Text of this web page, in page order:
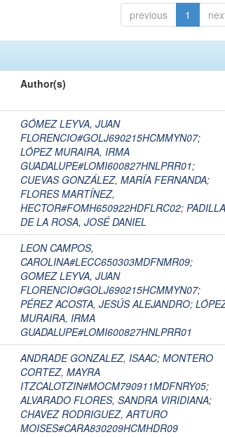
previous 1
Author(s)
GÓMEZ LEYVA, JUAN
FLORENCIO#GOLJ690215HCMMYN07;
LÓPEZ MURAIRA, IRMA
GUADALUPE#LOMI600827HNLPRR01;
CUEVAS GONZÁLEZ, MARÍA FERNANDA;
FLORES MARTÍNEZ,
HECTOR#FOMH650922HDFLRC02; PADILLA
DE LA ROSA, JOSÉ DANIEL
LEON CAMPOS,
CAROLINA#LECC650303MDFNMR09;
GOMEZ LEYVA, JUAN
FLORENCIO#GOLJ690215HCMMYN07;
PÉREZ ACOSTA, JESÚS ALEJANDRO;
MURAIRA, IRMA
GUADALUPE#LOMI600827HNLPRR01
ANDRADE GONZALEZ, ISAAC; MONTERO
CORTEZ, MAYRA
ITZCALOTZIN#MOCM790911MDFNRY05;
ALVARADO FLORES, SANDRA VIRIDIANA;
CHAVEZ RODRIGUEZ, ARTURO
MOISES#CARA830209HCMHDR09